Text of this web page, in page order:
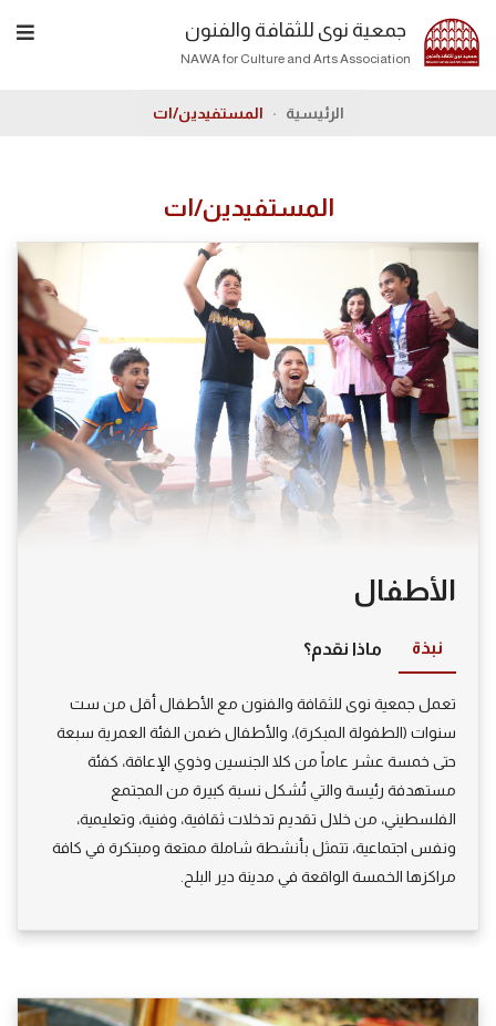
جمعية نوى للثقافة والفنون
NAWA for Culture and Arts Association
الرئيسية المستفيدين/ات
المستفيدين/ات
الأطفال
نبذة ماذا نقدم؟
تعمل جمعية نوى للثقافة والفنون مع الأطفال أقل من ست
سنوات (الطفولة المبكرة)، والأطفال ضمن الفئة العمرية سبعة
حتى خمسة عشر عاماً من كلا الجنسين وذوي الإعاقة، كفئة
مستهدفة رئيسة والتي تُشكل نسبة كبيرة من المجتمع
الفلسطيني، من خلال تقديم تدخلات ثقافية، وفنية، وتعليمية،
ونفس اجتماعية، تتمثل بأنشطة شاملة ممتعة ومبتكرة في كافة
مراكزها الخمسة الواقعة في مدينة دير البلح.